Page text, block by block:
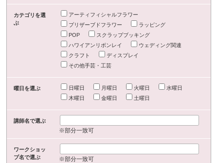
カテゴリを選
ぶ
アーティフィシャルフラワー
プリザーブドフラワー
ラッピング
POP
スクラップブッキング
ハワイアンリボンレイ
ウェディング関連
クラフト
ディスプレイ
その他手芸・工芸
曜日を選ぶ 日曜日 月曜日 火曜日
水曜日
木曜日
金曜日 土曜日
講師名で選ぶ
※部分一致可
ワークショッ
プ名で選ぶ
※部分一致可